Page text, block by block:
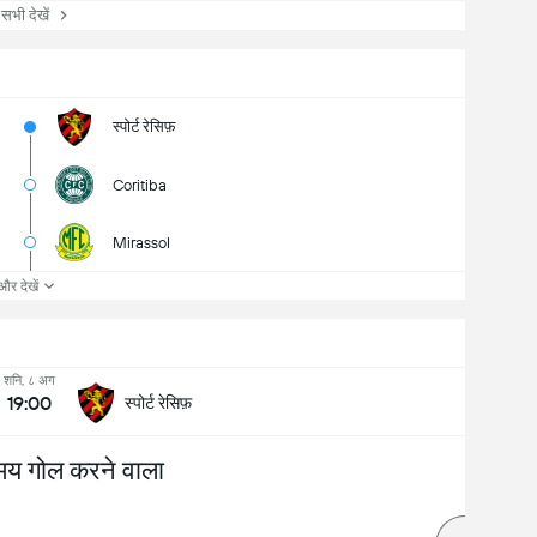
शनि, ८ अग
19:00 स्पोर्ट रेसिफ़
गोल करने वाला
देखें
स्पोर्ट रेसिफ़
Coritiba
Mirassol
देखें